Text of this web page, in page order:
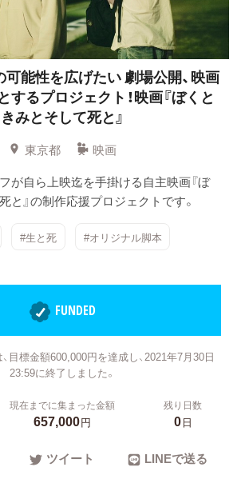
能性を広げたい 劇場公開、映画
するプロジェクト！映画『ぼくと
きみとそして死と』
東京都
映画
が自ら上映迄を手掛ける自主映画『ぼ
と』の制作応援プロジェクトです。
#生と死 #オリジナル脚本
FUNDED
目標金額600,000円を達成し、2021年7月30日
23:59に終了しました。
現在までに集まった金額
657,000円
残り日数
0日
ツイート LINEで送る